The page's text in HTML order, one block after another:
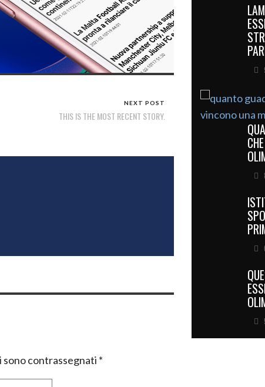
NEXT POST
THIS IS THE MOST RECENT STORY.
sono contrassegnati *